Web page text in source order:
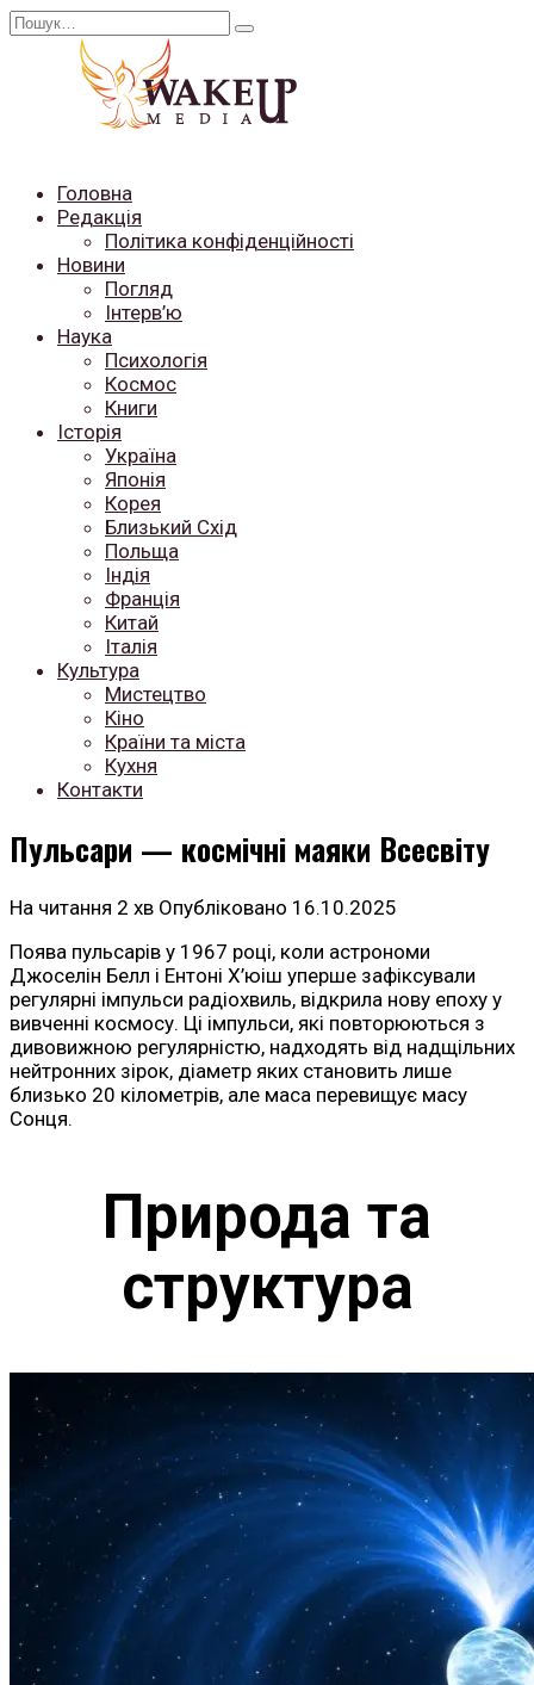
Перейти
Search
Головна
Редакція
Політика конфіденційності
Новини
Погляд
Інтерв’ю
Наука
Психологія
Космос
Книги
Історія
Україна
Японія
Корея
Близький Схід
Польща
Індія
Франція
Китай
Італія
Культура
Мистецтво
Кіно
Країни та міста
Кухня
Контакти
Пульсари — космічні маяки Всесвіту
На читання 2 хв Опубліковано 16.10.2025
Поява пульсарів у 1967 році, коли астрономи
Джоселін Белл і Ентоні Х’юіш уперше зафіксували
регулярні імпульси радіохвиль, відкрила нову епоху у
вивченні космосу. Ці імпульси, які повторюються з
дивовижною регулярністю, надходять від надщільних
нейтронних зірок, діаметр яких становить лише
близько 20 кілометрів, але маса перевищує масу
Сонця.
Природа та
структура